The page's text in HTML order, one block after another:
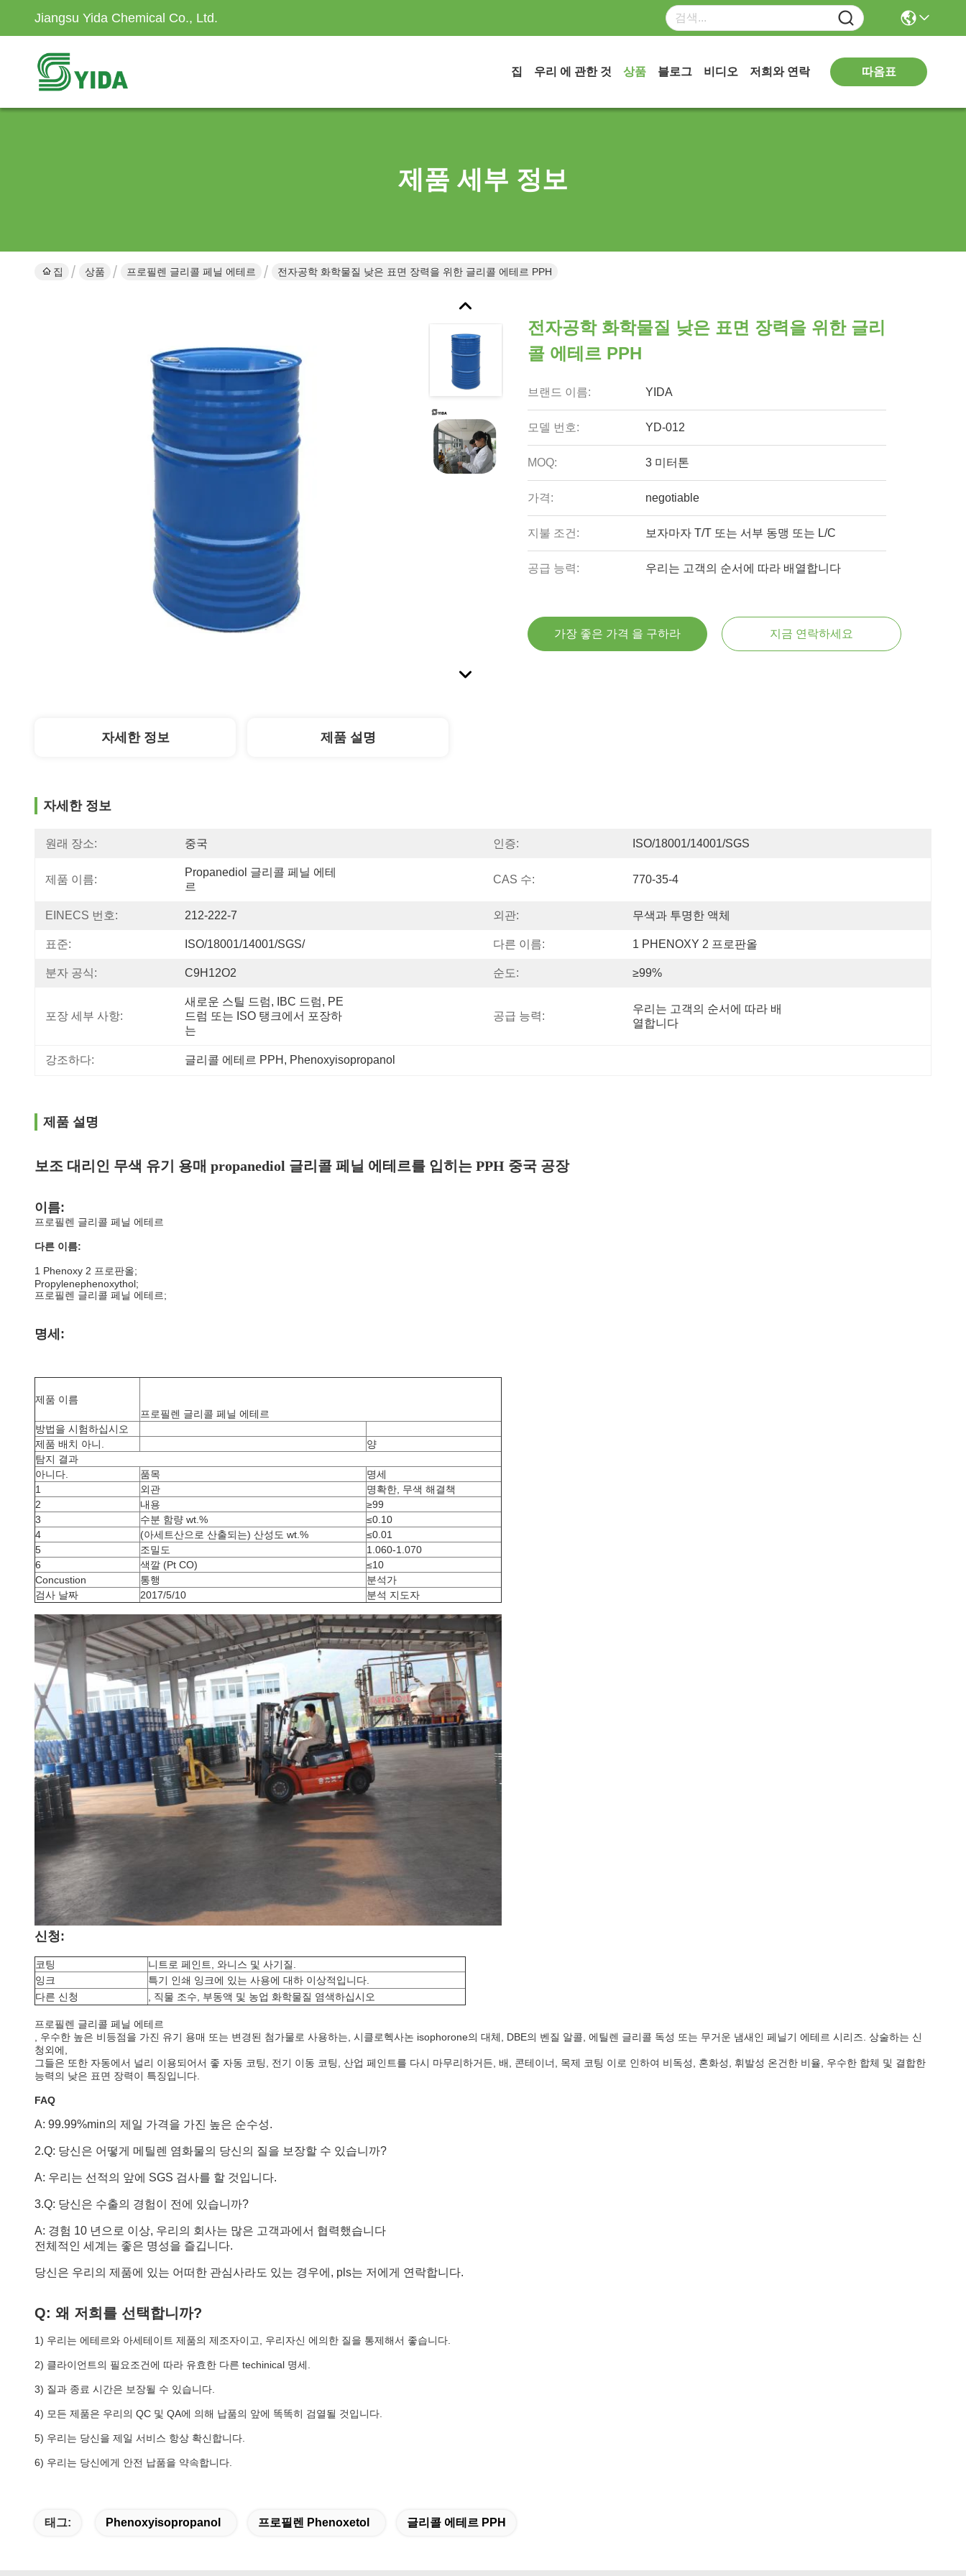
Jiangsu Yida Chemical Co., Ltd.
집 우리 에 관한 것 상품 블로그 비디오 저희와 연락 따옴표
제품 세부 정보
집 상품 프로필렌 글리콜 페닐 에테르 전자공학 화학물질 낮은 표면 장력을 위한 글리콜 에테르 PPH
전자공학 화학물질 낮은 표면 장력을 위한 글리
콜 에테르 PPH
브랜드 이름: YIDA
모델 번호: YD-012
MOQ: 3 미터톤
가격: negotiable
지불 조건: 보자마자 T/T 또는 서부 동맹 또는 L/C
공급 능력: 우리는 고객의 순서에 따라 배열합니다
가장 좋은 가격 을 구하라 지금 연락하세요
자세한 정보 제품 설명
자세한 정보
원래 장소: 중국 인증: ISO/18001/14001/SGS
제품 이름:
Propanediol 글리콜 페닐 에테
르
CAS 수: 770-35-4
EINECS 번호: 212-222-7 외관: 무색과 투명한 액체
표준: ISO/18001/14001/SGS/ 다른 이름: 1 PHENOXY 2 프로판올
분자 공식: C9H12O2 순도: ≥99%
포장 세부 사항:
새로운 스틸 드럼, IBC 드럼, PE
드럼 또는 ISO 탱크에서 포장하
는
공급 능력:
우리는 고객의 순서에 따라 배
열합니다
강조하다: 글리콜 에테르 PPH , Phenoxyisopropanol
제품 설명
보조 대리인 무색 유기 용매 propanediol 글리콜 페닐 에테르를 입히는 PPH 중국 공장
이름:
프로필렌 글리콜 페닐 에테르
다른 이름:
1 Phenoxy 2 프로판올;
Propylenephenoxythol;
프로필렌 글리콜 페닐 에테르;
명세:
제품 이름
프로필렌 글리콜 페닐 에테르
방법을 시험하십시오
제품 배치 아니.
양
탐지 결과
아니다.
품목
명세
1
외관
명확한, 무색 해결책
2
내용
≥99
3
수분 함량 wt.%
≤0.10
4
(아세트산으로 산출되는) 산성도 wt.%
≤0.01
5
조밀도
1.060-1.070
6
색깔 (Pt CO)
≤10
Concustion
통행
분석가
검사 날짜
2017/5/10 분석 지도자
신청:
코팅
니트로 페인트, 와니스 및 사기질.
잉크
특기 인쇄 잉크에 있는 사용에 대하 이상적입니다.
다른 신청
, 직물 조수, 부동액 및 농업 화학물질 염색하십시오
프로필렌 글리콜 페닐 에테르
, 우수한 높은 비등점을 가진 유기 용매 또는 변경된 첨가물로 사용하는, 시클로헥사논 isophorone의 대체, DBE의 벤질 알콜, 에틸렌 글리콜 독성 또는 무거운 냄새인 페닐기 에테르 시리즈. 상술하는 신
청외에,
그들은 또한 자동에서 널리 이용되어서 좋 자동 코팅, 전기 이동 코팅, 산업 페인트를 다시 마무리하거든, 배, 콘테이너, 목제 코팅 이로 인하여 비독성, 혼화성, 휘발성 온건한 비율, 우수한 합체 및 결합한
능력의 낮은 표면 장력이 특징입니다.
FAQ
A: 99.99%min의 제일 가격을 가진 높은 순수성.
2.Q: 당신은 어떻게 메틸렌 염화물의 당신의 질을 보장할 수 있습니까?
A: 우리는 선적의 앞에 SGS 검사를 할 것입니다.
3.Q: 당신은 수출의 경험이 전에 있습니까?
A: 경험 10 년으로 이상, 우리의 회사는 많은 고객과에서 협력했습니다
전체적인 세계는 좋은 명성을 즐깁니다.
당신은 우리의 제품에 있는 어떠한 관심사라도 있는 경우에, pls는 저에게 연락합니다.
Q: 왜 저희를 선택합니까?
1) 우리는 에테르와 아세테이트 제품의 제조자이고, 우리자신 에의한 질을 통제해서 좋습니다.
2) 클라이언트의 필요조건에 따라 유효한 다른 techinical 명세.
3) 질과 종료 시간은 보장될 수 있습니다.
4) 모든 제품은 우리의 QC 및 QA에 의해 납품의 앞에 똑똑히 검열될 것입니다.
5) 우리는 당신을 제일 서비스 항상 확신합니다.
6) 우리는 당신에게 안전 납품을 약속합니다.
태그: Phenoxyisopropanol 프로필렌 Phenoxetol 글리콜 에테르 PPH